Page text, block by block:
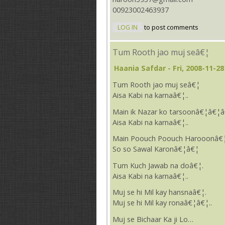
00923002463937
LOG IN to post comments
Tum Rooth jao muj seâ€¦
Haania Safdar - Fri, 2008-11-
Tum Rooth jao muj seâ€¦
Aisa Kabi na karnaâ€¦..
Main ik Nazar ko
Aisa Kabi na karnaâ€¦..
Main Poouch Poouch Harooonâ€¦
So so Sawal Karonâ€¦â€¦
Tum Kuch Jawab na doâ€¦.
Aisa Kabi na karnaâ€¦..
Muj se hi Mil kay hansnaâ€¦.
Muj se hi Mil kay ronaâ€¦â€¦..
Muj se Bichaar Ka ji Lo…